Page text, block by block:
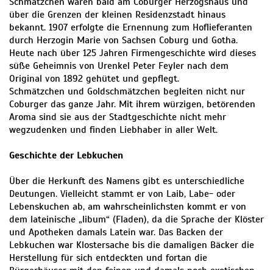
über die Grenzen der kleinen Residenzstadt hinaus
bekannt. 1907 erfolgte die Ernennung zum Hoflieferanten
durch Herzogin Marie von Sachsen Coburg und Gotha.
Heute nach über 125 Jahren Firmengeschichte wird dieses
süße Geheimnis von Urenkel Peter Feyler nach dem
Original von 1892 gehütet und gepflegt.
Schmätzchen und Goldschmätzchen begleiten nicht nur
Coburger das ganze Jahr. Mit ihrem würzigen, betörenden
Aroma sind sie aus der Stadtgeschichte nicht mehr
wegzudenken und finden Liebhaber in aller Welt.
Geschichte der Lebkuchen
Über die Herkunft des Namens gibt es unterschiedliche
Deutungen. Vielleicht stammt er von Laib, Labe- oder
Lebenskuchen ab, am wahrscheinlichsten kommt er von
dem lateinische „libum“ (Fladen), da die Sprache der Klöster
und Apotheken damals Latein war. Das Backen der
Lebkuchen war Klostersache bis die damaligen Bäcker die
Herstellung für sich entdeckten und fortan die